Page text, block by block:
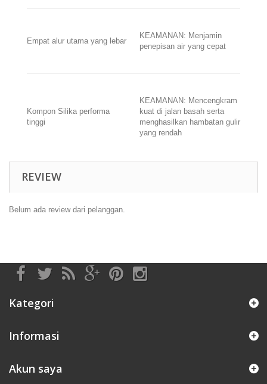
Empat alur utama yang lebar
KEAMANAN: Menjamin
penepisan air yang cepat
Kompon Silika performa
tinggi
KEAMANAN: Mencengkram
kuat di jalan basah serta
menghasilkan hambatan gulir
yang rendah
REVIEW
Belum ada review dari pelanggan.
Kategori
Informasi
Akun saya